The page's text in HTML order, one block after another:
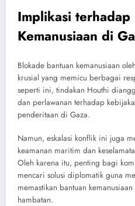
Implikasi terhadap
Kemanusiaan di
Blokade bantuan kemanusiaan
krusial yang memicu berbagai
seperti ini, tindakan Houthi
dan perlawanan terhadap
penderitaan di Gaza.
Namun, eskalasi konflik ini juga
keamanan maritim dan
Oleh karena itu, penting bagi
mencari solusi diplomatik guna
memastikan bantuan
hambatan.